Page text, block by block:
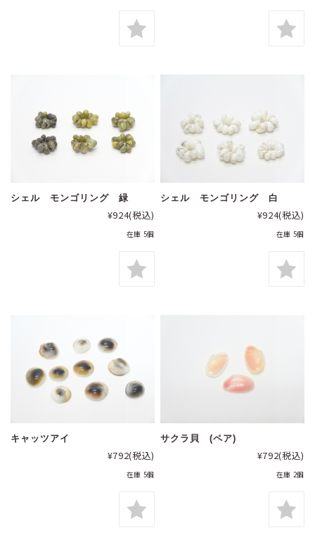
シェル モンゴリング 緑
¥924(税込)
在庫 5個
シェル モンゴリング 白
¥924(税込)
在庫 5個
キャッツアイ
¥792(税込)
在庫 5個
サクラ貝 (ペア)
¥792(税込)
在庫 2個